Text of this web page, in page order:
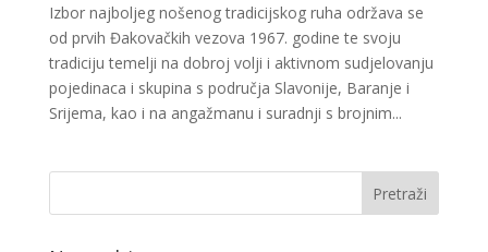
Izbor najboljeg nošenog tradicijskog ruha održava se
od prvih Đakovačkih vezova 1967. godine te svoju
tradiciju temelji na dobroj volji i aktivnom sudjelovanju
pojedinaca i skupina s područja Slavonije, Baranje i
Srijema, kao i na angažmanu i suradnji s brojnim...